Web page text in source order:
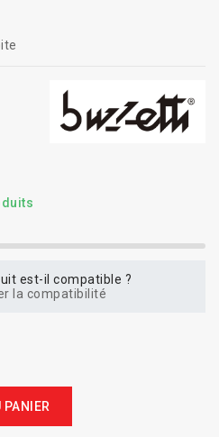
est-il compatible ?
la compatibilité
PANIER